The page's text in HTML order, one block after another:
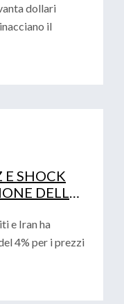
dollari
il
SHOCK
DELLE
e Iran ha
4% per i prezzi